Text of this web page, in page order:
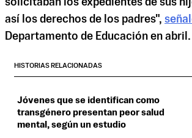
solicitaban los expedientes de sus
así los derechos de los padres",
Departamento de Educación en abril.
HISTORIAS RELACIONADAS
Jóvenes que se identifican como
transgénero presentan peor salud
mental, según un estudio